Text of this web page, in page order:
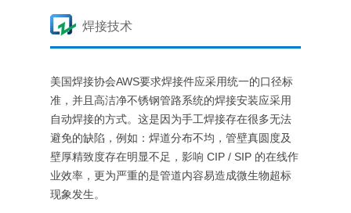
焊接技术
美国焊接协会AWS要求焊接件应采用统一的口径标
准，并且高洁净不锈钢管路系统的焊接安装应采用
自动焊接的方式。这是因为手工焊接存在很多无法
避免的缺陷，例如：焊道分布不均，管壁真圆度及
壁厚精致度存在明显不足，影响 CIP / SIP 的在线作
业效率，更为严重的是管道内容易造成微生物超标
现象发生。